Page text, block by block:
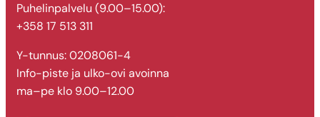
Puhelinpalvelu (9.00–15.00):
+358 17 513 311
Y-tunnus: 0208061-4
Info-piste ja ulko-ovi avoinna
ma–pe klo 9.00–12.00